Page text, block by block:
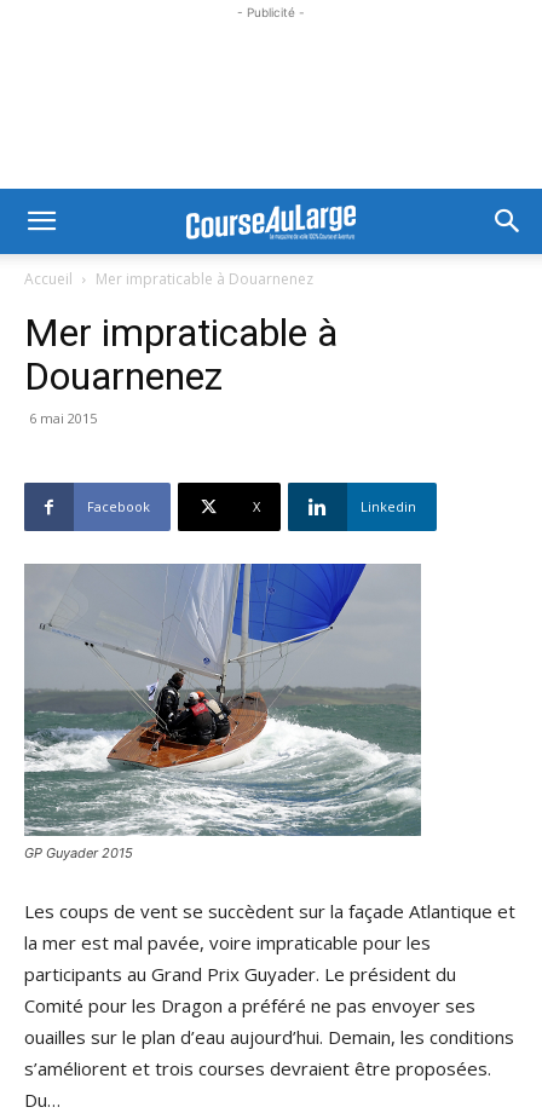
- Publicité -
Accueil Mer impraticable à Douarnenez
Mer impraticable à
Douarnenez
6 mai 2015
Facebook X Linkedin
GP Guyader 2015
Les coups de vent se succèdent sur la façade Atlantique et
la mer est mal pavée, voire impraticable pour les
participants au Grand Prix Guyader. Le président du
Comité pour les Dragon a préféré ne pas envoyer ses
ouailles sur le plan d’eau aujourd’hui. Demain, les conditions
s’améliorent et trois courses devraient être proposées.
Du…